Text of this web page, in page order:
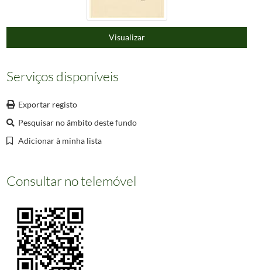
Cintra [Material gráfico] / Enrique Casanova. – [S.l. : s.n.], 1886. – 1
Sintra - Fachada do Palácio Real.
(...)
Visualizar
Serviços disponíveis
Exportar registo
Pesquisar no âmbito deste fundo
Adicionar à minha lista
Consultar no telemóvel